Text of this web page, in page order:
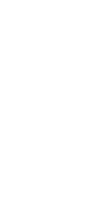
合作
BD合